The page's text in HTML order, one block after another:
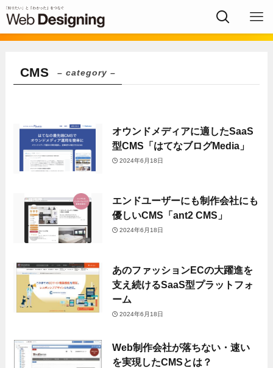
CMS – category –
オウンドメディアに適したSaaS
型CMS「はてなブログMedia」
2024年6月18日
エンドユーザーにも制作会社にも
優しいCMS「ant2 CMS」
2024年6月18日
あのファッションECの大躍進を
支え続けるSaaS型プラットフォ
ーム
2024年6月18日
Web制作会社が落ちない・速い
を実現したCMSとは？